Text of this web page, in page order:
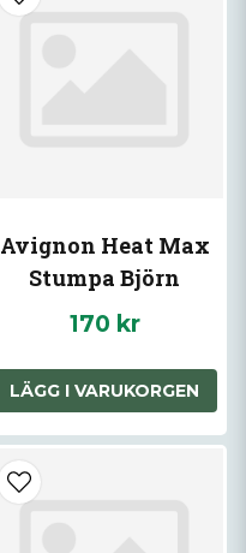
Avignon Heat Max
Stumpa Björn
170 kr
LÄGG I VARUKORGEN